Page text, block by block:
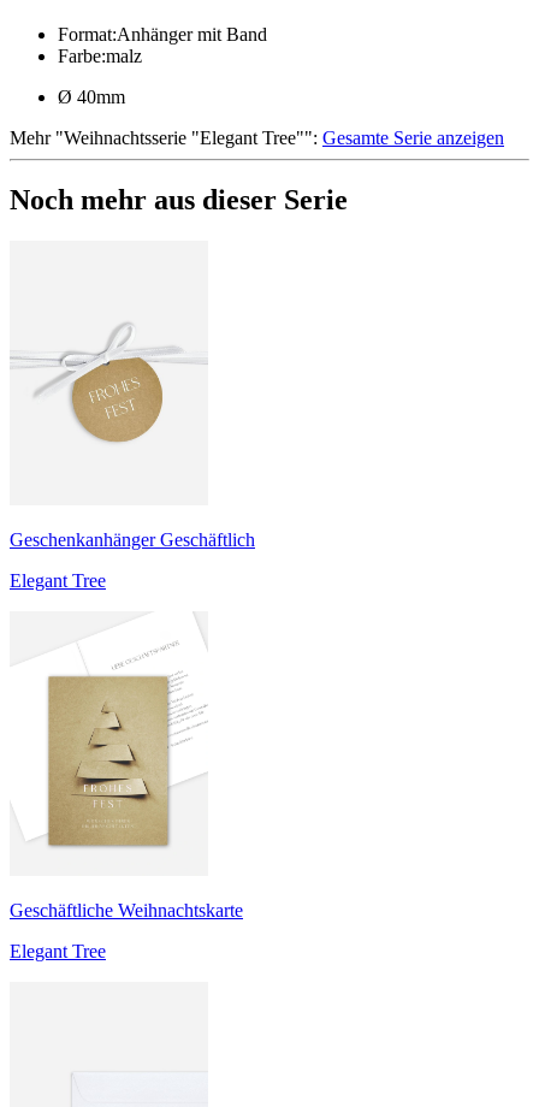
Format:Anhänger mit Band
Farbe:malz
Ø 40mm
Mehr"Weihnachtsserie "Elegant Tree"": Gesamte Serie anzeigen
Noch mehr aus dieser Serie
Geschenkanhänger Geschäftlich
Elegant Tree
Geschäftliche Weihnachtskarte
Elegant Tree